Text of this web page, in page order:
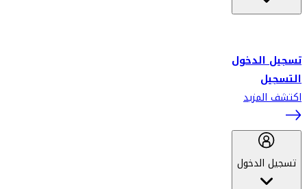
تسجيل الدخول
التسجيل
اكتشف المزيد
تسجيل الدخول